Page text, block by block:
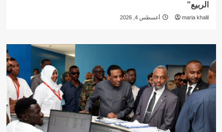
الربيع”
maria khalil أغسطس 4, 2026